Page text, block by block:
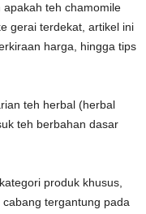
apakah teh chamomile
gerai terdekat, artikel ini
harga, hingga tips
teh herbal (herbal
teh berbahan dasar
produk khusus,
tergantung pada